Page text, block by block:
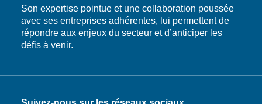
Son expertise pointue et une collaboration poussée
avec ses entreprises adhérentes, lui permettent de
répondre aux enjeux du secteur et d’anticiper les
défis à venir.